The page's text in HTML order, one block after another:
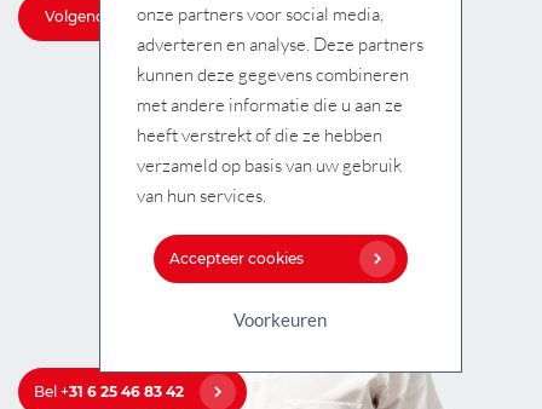
Volgende
Bel +31 6 25 46 83 42
onze partners voor social media,
adverteren en analyse. Deze partners
kunnen deze gegevens combineren
met andere informatie die u aan ze
heeft verstrekt of die ze hebben
verzameld op basis van uw gebruik
van hun services.
Accepteer cookies
Voorkeuren